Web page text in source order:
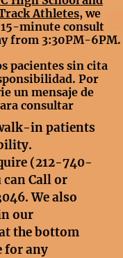
Athletes, we
minute consult
from 3:30PM-6PM.
pacientes sin cita
Por
un mensaje de
consultar
in patients
(212-740-
can Call or
. We also
our
the bottom
for any